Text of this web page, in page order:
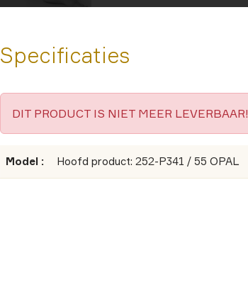
Specificaties
DIT PRODUCT IS NIET MEER LEVERBAAR!
Model : Hoofd product: 252-P341 / 55 OPAL